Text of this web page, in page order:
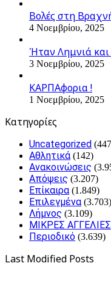
Βολές στη
4 Νοεμβρίου, 2025
Ήταν Λημνιά
3 Νοεμβρίου, 2025
ΚΑΡΠΑφορια !
1 Νοεμβρίου, 2025
Kατηγορίες
Uncategorized
Αθλητικά (142)
Ανακοινώσεις
Απόψεις (3.207)
Επίκαιρα (1.849)
Επιλεγμένα (3.703)
Λήμνος (3.109)
ΜΙΚΡΕΣ ΑΓΓΕΛΙΕΣ
Περιοδικό (3.639)
Last Modified Posts